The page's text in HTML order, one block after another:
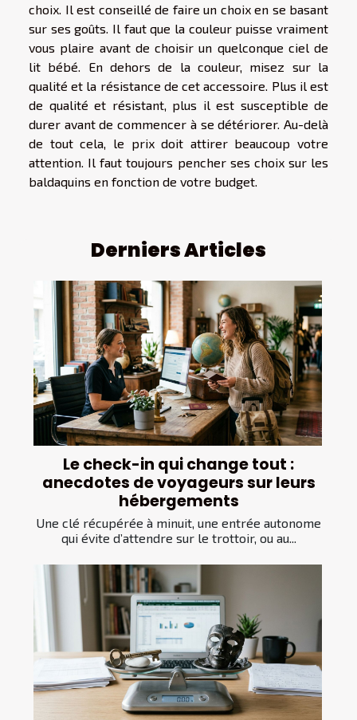
choix. Il est conseillé de faire un choix en se basant
sur ses goûts. Il faut que la couleur puisse vraiment
vous plaire avant de choisir un quelconque ciel de
lit bébé. En dehors de la couleur, misez sur la
qualité et la résistance de cet accessoire. Plus il est
de qualité et résistant, plus il est susceptible de
durer avant de commencer à se détériorer. Au-delà
de tout cela, le prix doit attirer beaucoup votre
attention. Il faut toujours pencher ses choix sur les
baldaquins en fonction de votre budget.
Derniers Articles
Le check-in qui change tout :
anecdotes de voyageurs sur leurs
hébergements
Une clé récupérée à minuit, une entrée autonome
qui évite d’attendre sur le trottoir, ou au...